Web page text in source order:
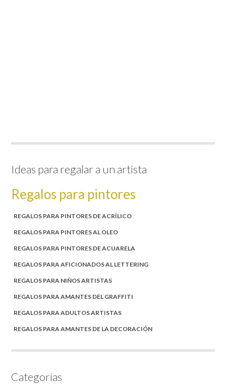
Ideas para regalar a un artista
Regalos para pintores
REGALOS PARA PINTORES DE ACRÍLICO
REGALOS PARA PINTORES AL OLEO
REGALOS PARA PINTORES DE ACUARELA
REGALOS PARA AFICIONADOS AL LETTERING
REGALOS PARA NIÑOS ARTISTAS
REGALOS PARA AMANTES DEL GRAFFITI
REGALOS PARA ADULTOS ARTISTAS
REGALOS PARA AMANTES DE LA DECORACIÓN
Categorías